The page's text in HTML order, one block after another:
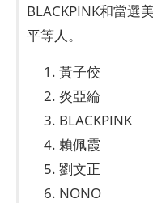
BLACKPINK和當選
平等人。
黃子佼
炎亞綸
BLACKPINK
賴佩霞
劉文正
NONO